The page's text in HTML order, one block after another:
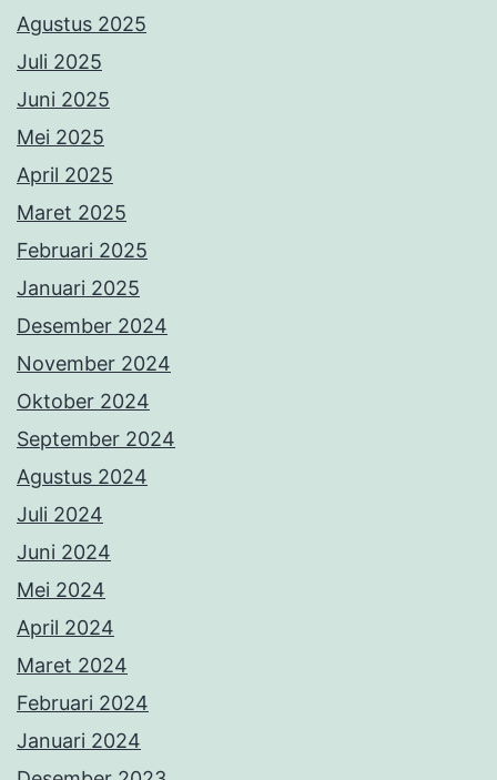
Agustus 2025
Juli 2025
Juni 2025
Mei 2025
April 2025
Maret 2025
Februari 2025
Januari 2025
Desember 2024
November 2024
Oktober 2024
September 2024
Agustus 2024
Juli 2024
Juni 2024
Mei 2024
April 2024
Maret 2024
Februari 2024
Januari 2024